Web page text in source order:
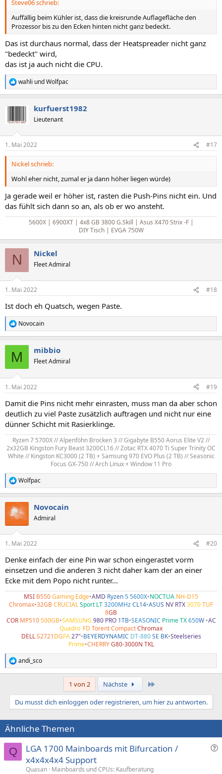
Steve06 schrieb:
Auffällig beim Kühler ist, dass die kreisrunde Auflagefläche den
Prozessor bis zu den Ecken hinten nicht ganz bedeckt.
Das ist durchaus normal, dass der Heatspreader nicht ganz
"bedeckt" wird,
das ist ja auch nicht die CPU.
R
e
k
i
e
n
wahli undWolfpac
kurfuerst1982
Lieutenant
1. Mai 2022 #17
Nickel schrieb:
Wohl eher nicht, zumal er ja dann höher liegen würde)
Ja gerade weil er höher ist, rasten die Push-Pins nicht ein. Und
das fühlt sich dann so an, als ob er wo ansteht.
5600X | 6900XT | 4x8 GB 3800 G.Skill | Asus X470 Strix -F |
DIY Tisch | EVGA 750W
N Nickel
Fleet Admiral
1. Mai 2022 #18
Ist doch eh Quatsch, wegen Paste.
R
e
e
:
Novocain
M mibbio
Fleet Admiral
1. Mai 2022 #19
Damit die Pins nicht mehr einrasten, muss man da aber schon
deutlich zu viel Paste zusätzlich auftragen und nicht nur eine
dünner Schicht mit Rasierklinge.
Ryzen 7 5700X // Alpenföhn Brocken 3 // Gigabyte B550 Aorus Elite V2 //
2x32GB Kingston Fury Beast 3200CL16 // Zotac RTX 4070 Ti Super Trinity OC
White // Kingston KC3000 (2 TB) + Samsung 970 EVO Plus (2 TB) // Seasonic
Focus GX-750 // Arch Linux + Window 11 Pro​
R
e
k
t
e
:
Wolfpac
Novocain
Admiral
1. Mai 2022 #20
Denke einfach der eine Pin war schon eingerastet vorm
einsetzen und die anderen 3 nicht daher kam der an einer
Ecke mit dem Popo nicht runter...
MSI B550Gaming Edge•AMD Ryzen5 5600X•NOCTUA NH-D15
Chromax•32GBCRUCIALSport LT3200MHzCL14•ASUS NV RTX3070TUF
8GB
COR MP510 500GB•SAMSUNG 980 PRO 1TB•SEASONIC Prime TX 650W•AC
Quadro FD Torent CompactChromax
DELL S2721DGFA 27"•BEYERDYNAMIC DT-880SE BK•Steelseries
Prime•CHERRY G80-3000N TKL
R
e
t
o
n
e
n
:
andi_sco
1 von 2 Nächste
Du musst dich einloggen oder registrieren, um hier zu antworten.
Ähnliche Themen
Q
F
LGA 1700 Mainboards mit Bifurcation /
x4x4x4x4 Support
Quasan Mainboards und CPUs: Kaufberatung